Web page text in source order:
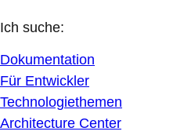
Ich suche:
Dokumentation
Für Entwickler
Technologiethemen
Architecture Center